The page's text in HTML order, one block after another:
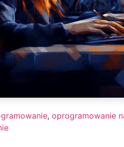
, oprogramowanie